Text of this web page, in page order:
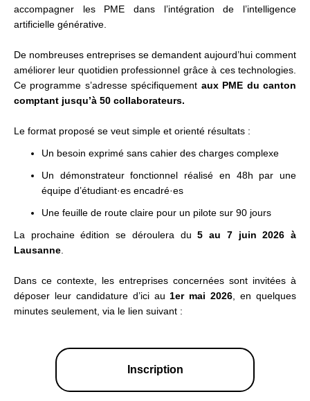
accompagner les PME dans l’intégration de l’intelligence
artificielle générative.
De nombreuses entreprises se demandent aujourd’hui comment
améliorer leur quotidien professionnel grâce à ces technologies.
Ce programme s’adresse spécifiquement aux PME du canton
comptant jusqu’à 50 collaborateurs.
Le format proposé se veut simple et orienté résultats :
Un besoin exprimé sans cahier des charges complexe
Un démonstrateur fonctionnel réalisé en 48h par une
équipe d’étudiant·es encadré·es
Une feuille de route claire pour un pilote sur 90 jours
La prochaine édition se déroulera du5 au 7 juin 2026 à
Lausanne
Dans ce contexte, les entreprises concernées sont invitées à
déposer leur candidature d’ici au 1er mai 2026 , en quelques
minutes seulement, via le lien suivant :
Inscription